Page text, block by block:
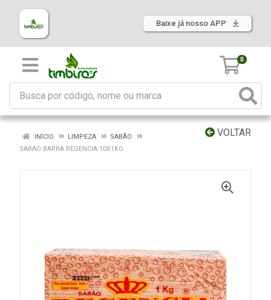
Baixe já nosso APP
0
VOLTAR
INÍCIO LIMPEZA
SABÃO
SABAO BARRA REGENCIA 10X1KG